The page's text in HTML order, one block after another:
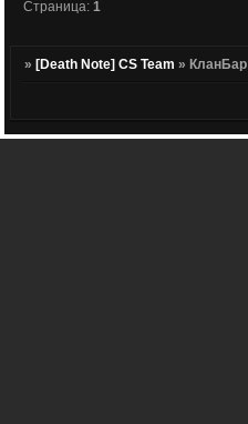
Страница: 1
» [Death Note] CS Team » КланБар